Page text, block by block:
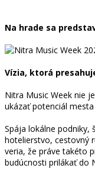
Na hrade sa
Vízia, ktorá
Nitra Music Week nie
ukázať potenciál
Spája lokálne
hotelierstvo, cestovný
veria, že práve takéto
budúcnosti prilákať do